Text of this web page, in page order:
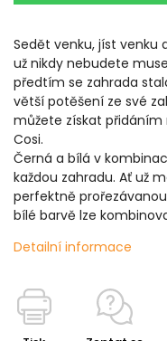
Sedět venku, jíst venku
už nikdy nebudete
předtím se zahrada
větší potěšení ze své
můžete získat
Cosi.
Černá a bílá v
každou zahradu. Ať už
perfektně
bílé barvě lze
Detailní informace